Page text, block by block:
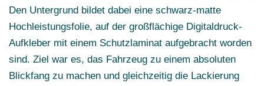
Den Untergrund bildet dabei eine schwarz-matte
Hochleistungsfolie, auf der großflächige Digitaldruck-
Aufkleber mit einem Schutzlaminat aufgebracht worden
sind. Ziel war es, das Fahrzeug zu einem absoluten
Blickfang zu machen und gleichzeitig die Lackierung